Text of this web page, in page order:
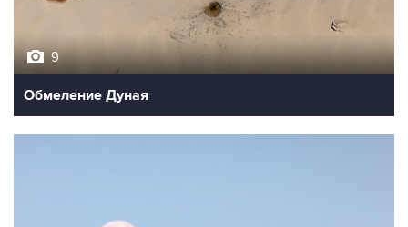
9
Обмеление Дуная